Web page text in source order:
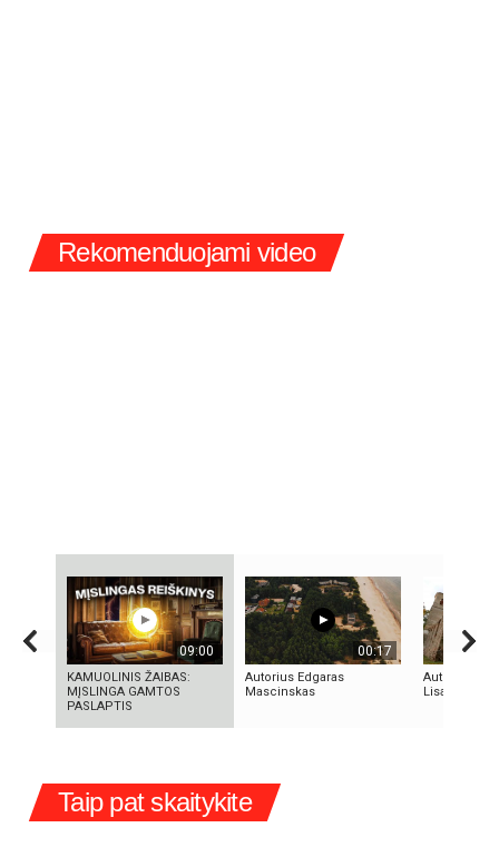
Rekomenduojami video
09:00
KAMUOLINIS ŽAIBAS:
MĮSLINGA GAMTOS
PASLAPTIS
00:17
Autorius Edgaras
Mascinskas
Autorius
Lisauskas
Taip pat skaitykite